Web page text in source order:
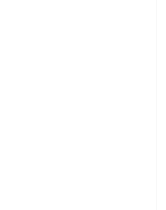
z 5 hvězdiček.
z 5 hvězdiček.